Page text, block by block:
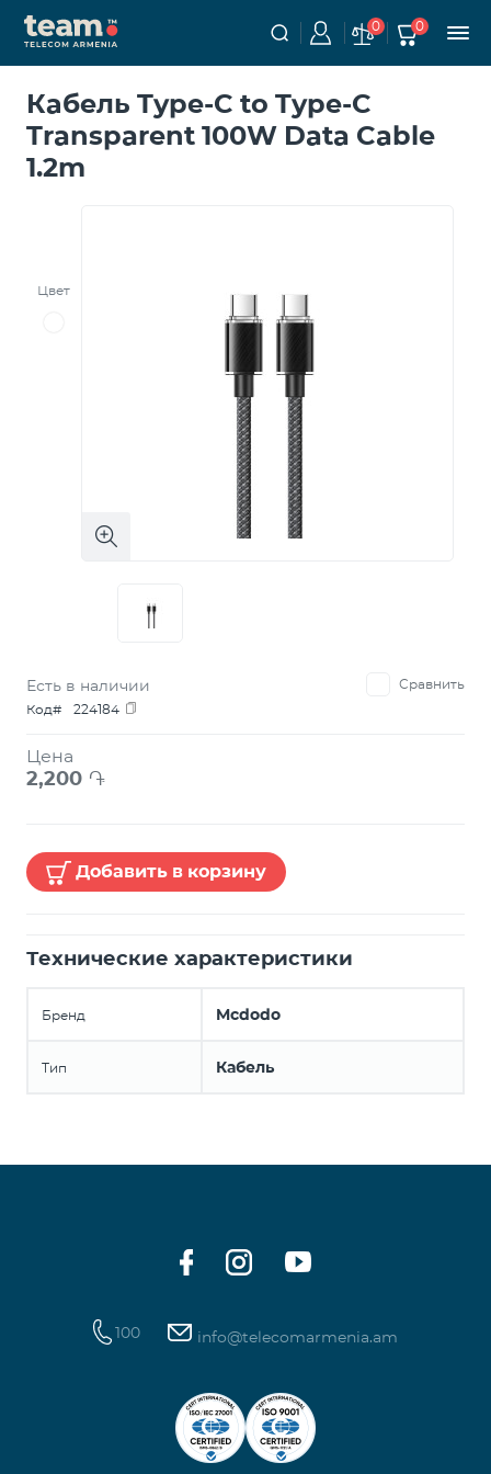
0 0
Кабель Type-C to Type-C
Transparent 100W Data Cable
1.2m
Цвет
Есть в наличии
Сравнить
Код#
224184
Цена
2,200 ֏
Добавить в корзину
Технические характеристики
Бренд Mcdodo
Тип Кабель
100 info@telecomarmenia.am